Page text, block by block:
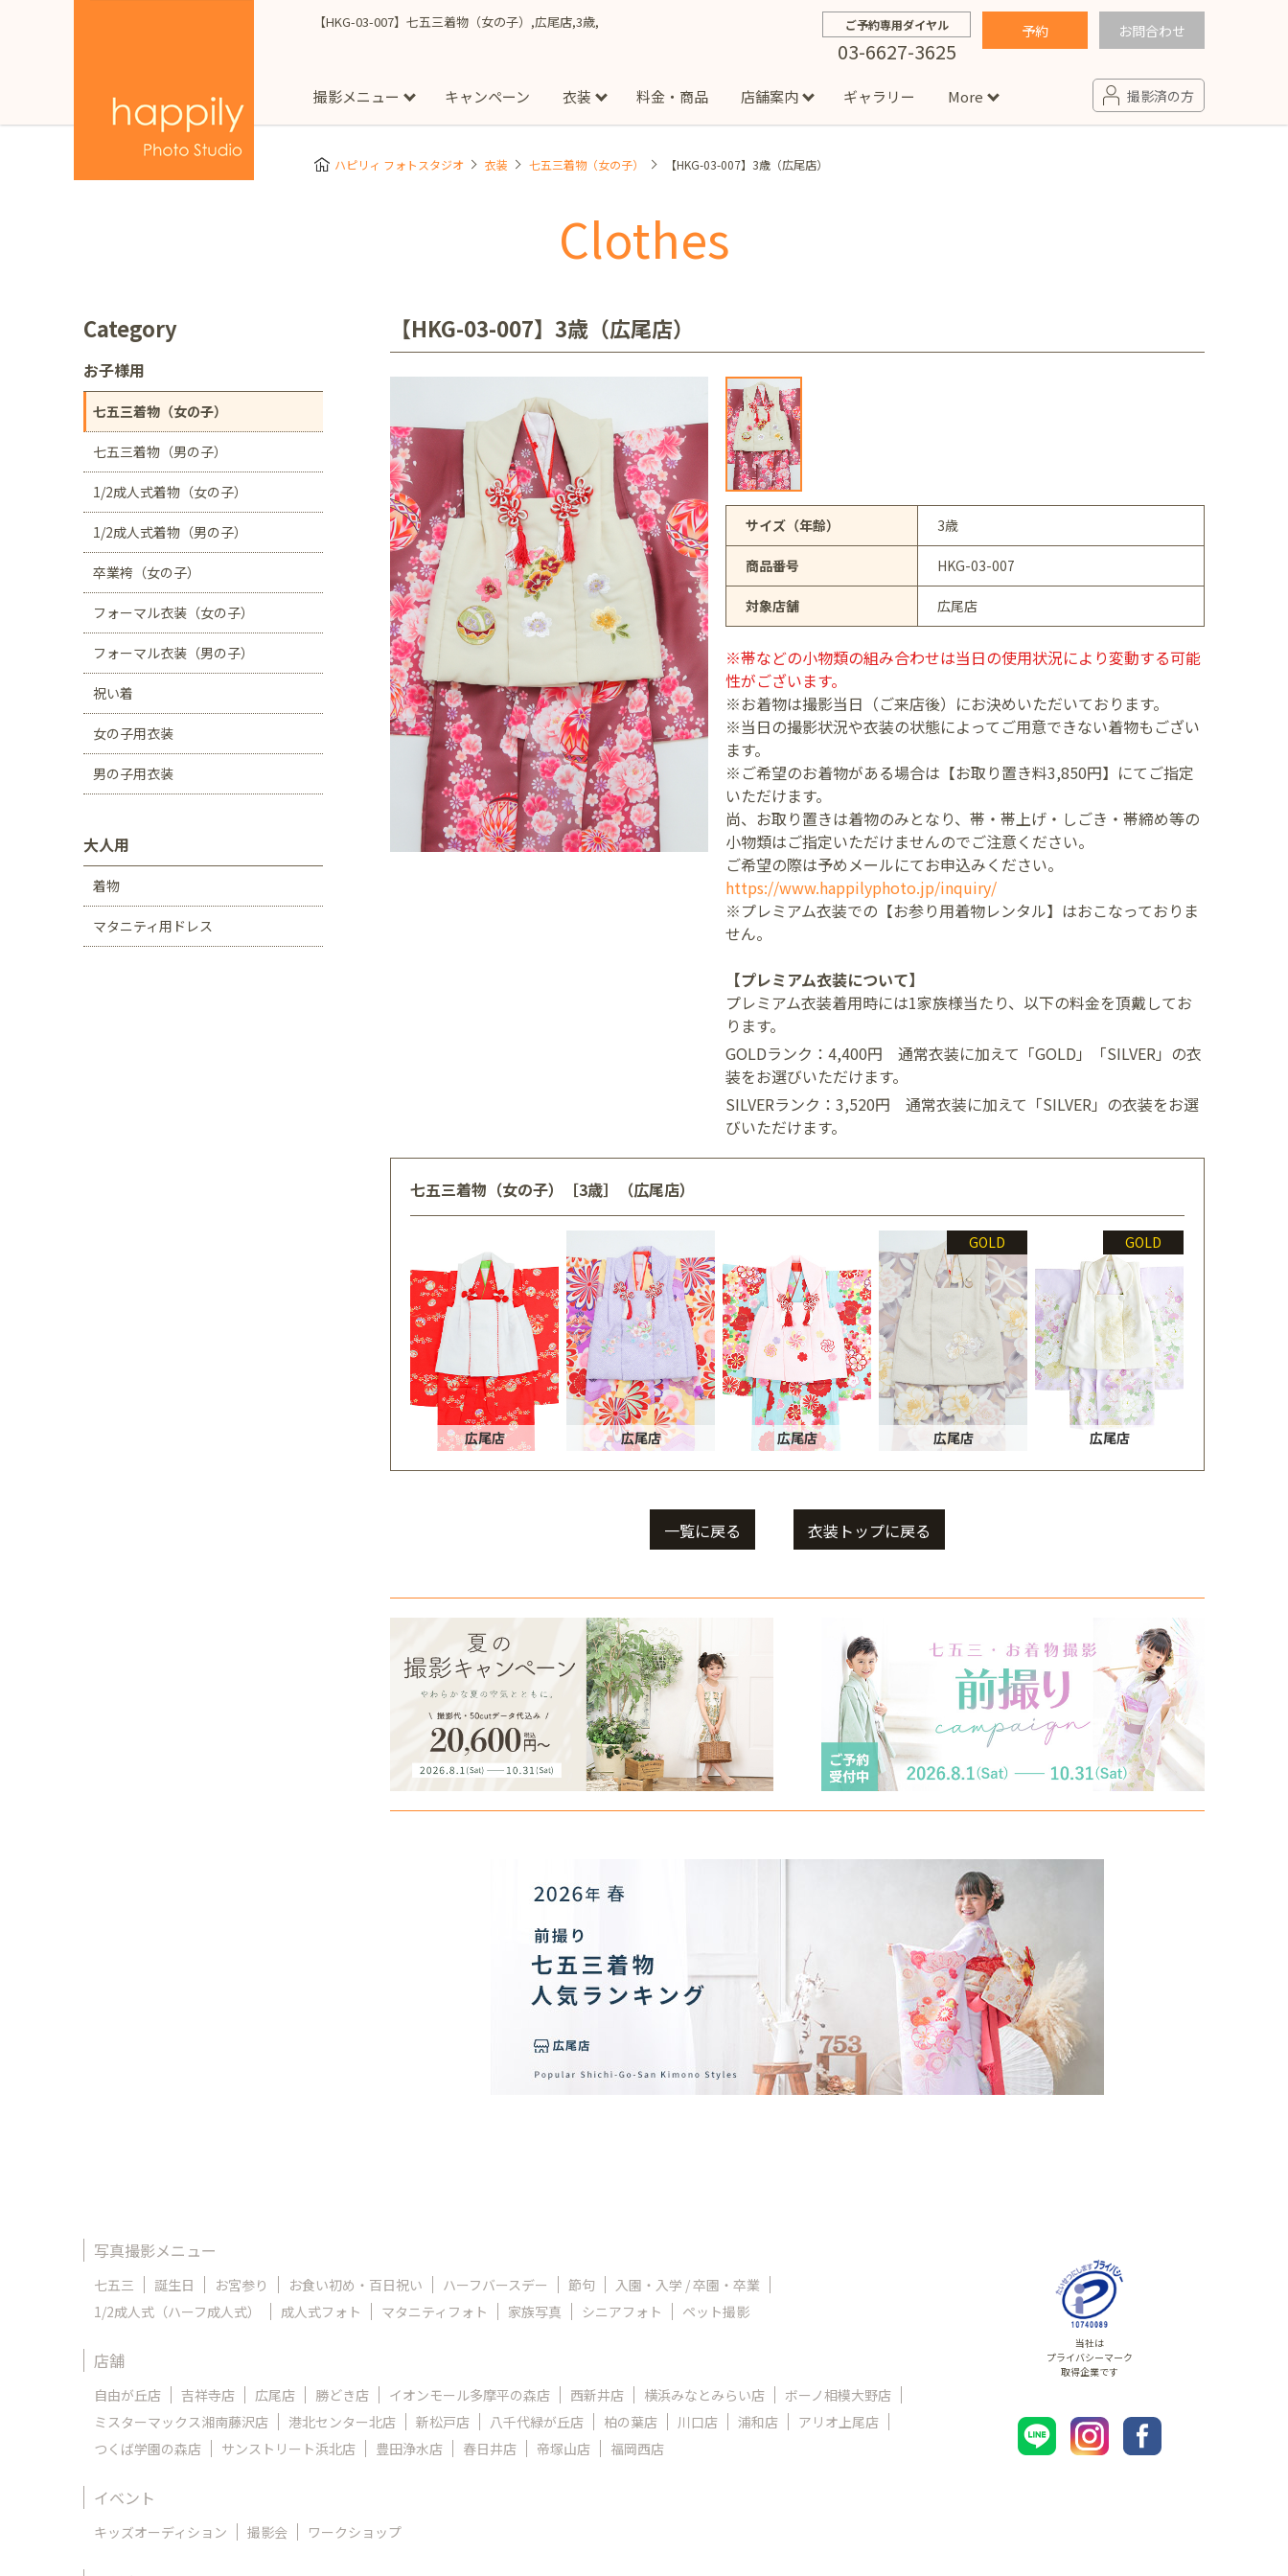
【HKG-03-007】七五三着物（女の子）,広尾店,3歳, ご予約専用ダイヤル
03-6627-3625
予約 お問合わせ
撮影メニュー
スタジオ撮影
成人式フォト マタニティフォト
お宮参り 入園・入学／卒園・卒業 ファミリーフォト
キャンペーン 衣装
Clothes
七五三着物(男の子) 1/2成人式着物(女の子)
フォーマル衣装(男の子) 祝い着
マタニティ用ドレス
料金・商品 店舗案内
Store
吉祥寺店 イオンモール多摩平の森店
八千代緑が丘店 柏の葉店
浦和店 アリオ上尾店
つくば学園の森店
静岡県
サンストリート浜北店
春日井店
帝塚山店
福岡県
ギャラリー More
More
撮影済の方
ハピリィ フォトスタジオ 衣装 七五三着物（女の子） 【HKG-03-007】3歳（広尾店）
Clothes
【HKG-03-007】3歳（広尾店）
サイズ（年齢） 3歳
商品番号 HKG-03-007
対象店舗 広尾店
※帯などの小物類の組み合わせは当日の使用状況により変動する可能
性がございます。
※お着物は撮影当日（ご来店後）にお決めいただいております。
※当日の撮影状況や衣装の状態によってご用意できない着物もござい
ます。
※ご希望のお着物がある場合は【お取り置き料3,850円】にてご指定
いただけます。
尚、お取り置きは着物のみとなり、帯・帯上げ・しごき・帯締め等の
小物類はご指定いただけませんのでご注意ください。
ご希望の際は予めメールにてお申込みください。
https://www.happilyphoto.jp/inquiry/
※プレミアム衣装での【お参り用着物レンタル】はおこなっておりま
せん。
【プレミアム衣装について】
プレミアム衣装着用時には1家族様当たり、以下の料金を頂戴してお
ります。
GOLDランク：4,400円 通常衣装に加えて「GOLD」「SILVER」の衣
装をお選びいただけます。
SILVERランク：3,520円 通常衣装に加えて「SILVER」の衣装をお選
びいただけます。
七五三着物（女の子）［3歳］（広尾店）
広尾店 広尾店 広尾店
GOLD
広尾店
GOLD
広尾店
一覧に戻る 衣装トップに戻る
Category
お子様用
七五三着物（女の子）
七五三着物（男の子）
1/2成人式着物（女の子）
1/2成人式着物（男の子）
卒業袴（女の子）
フォーマル衣装（女の子）
フォーマル衣装（男の子）
祝い着
女の子用衣装
男の子用衣装
大人用
着物
マタニティ用ドレス
写真撮影メニュー
七五三 誕生日 お宮参り お食い初め・百日祝い ハーフバースデー 節句
入園・入学 / 卒園・卒業
1/2成人式（ハーフ成人式）
成人式フォト マタニティフォト 家族写真 シニアフォト ペット撮影
店舗
自由が丘店 吉祥寺店 広尾店 勝どき店 イオンモール多摩平の森店 西新井店 横浜みなとみらい店
ボーノ相模大野店
ミスターマックス湘南藤沢店
港北センター北店 新松戸店 八千代緑が丘店 柏の葉店 川口店 浦和店
アリオ上尾店
つくば学園の森店
サンストリート浜北店 豊田浄水店 春日井店 帝塚山店 福岡西店
イベント
キッズオーディション 撮影会 ワークショップ
当社は
プライバシーマーク
取得企業です